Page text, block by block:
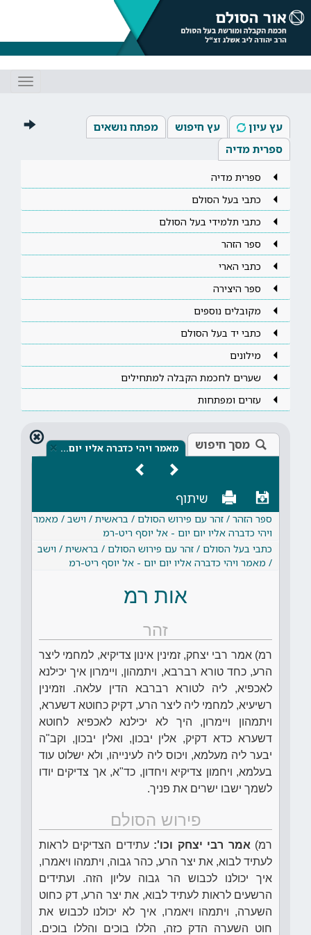
עץ עיון עץ חיפוש
מפתח נושאים
ספרית מדיה
ספרית מדיה
כתבי בעל הסולם
כתבי תלמידי בעל הסולם
ספר הזהר
כתבי הארי
ספר היצירה
מקובלים נוספים
כתבי יד בעל הסולם
מילונים
שערים לחכמת הקבלה למתחילים
עזרים ומפתחות
מסך חיפוש מאמר ויהי כדברה אליו יום… ×
שיתוף
ספר הזהר / זהר עם פירוש הסולם / בראשית / וישב / מאמר
ויהי כדברה אליו יום יום - אל יוסף ריט-רמ
כתבי בעל הסולם / זהר עם פירוש הסולם / בראשית / וישב
/ מאמר ויהי כדברה אליו יום יום - אל יוסף ריט-רמ
אות רמ
זהר
רמ) אמר רבי יצחק, זמינין אינון צדיקיא, למחמי ליצר
הרע, כחד טורא רברבא, ויתמהון, ויימרון איך יכילנא
לאכפיא, ליה לטורא רברבא הדין עלאה. וזמינין
רשיעיא, למחמי ליה ליצר הרע, דקיק כחוטא דשערא,
ויתמהון ויימרון, היך לא יכילנא לאכפיא לחוטא
דשערא כדא דקיק, אלין יבכון, ואלין יבכון, וקב"ה
יבער ליה מעלמא, ויכוס ליה לעינייהו, ולא ישלוט עוד
בעלמא, ויחמון צדיקיא ויחדון, כד"א, אך צדיקים יודו
לשמך ישבו ישרים את פניך.
פירוש הסולם
רמ) אמר רבי יצחק וכו': עתידים הצדיקים לראות
לעתיד לבוא, את יצר הרע, כהר גבוה, ויתמהו ויאמרו,
איך יכולנו לכבוש הר גבוה עליון הזה. ועתידים
הרשעים לראות לעתיד לבוא, את יצר הרע, דק כחוט
השערה, ויתמהו ויאמרו, איך לא יכולנו לכבוש את
חוט השערה הדק כזה, הללו בוכים והללו בוכים.